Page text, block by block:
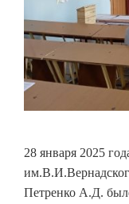
28 января 2025
Петренко А.Д.